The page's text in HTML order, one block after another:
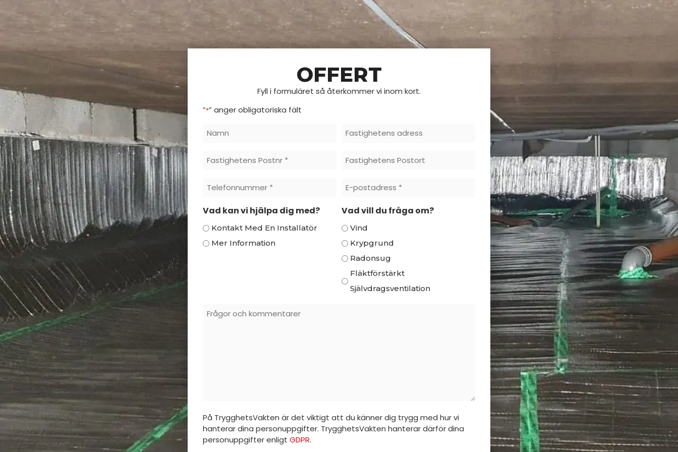
OFFERT
Fyll i formuläret så återkommer vi inom kort.
”*” anger obligatoriska fält
Namn
Fstighetens
Fastighetens
Fastighetens
Telefonnummer
E-
Vad kan vi hjälpa dig med?
Kontakt Med En Installatör
Mer Information
Vad vill du fråga om?
Vind
Krypgrund
Radonsug
Fläktförstärkt
Självdragsventilation
Frågor
På TrygghetsVakten är det viktigt att du känner dig trygg med hur vi
hanterar dina personuppgifter. TrygghetsVakten hanterar därför dina
personuppgifter enligt GDPR.